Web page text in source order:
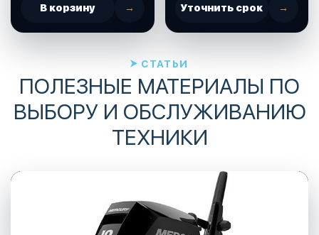
В корзину → Уточнить срок →
СТАТЬИ
ПОЛЕЗНЫЕ МАТЕРИАЛЫ ПО
ВЫБОРУ И ОБСЛУЖИВАНИЮ
ТЕХНИКИ